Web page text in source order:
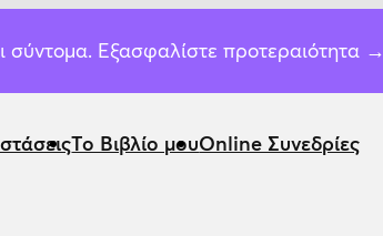
Εξασφαλίστε προτεραιότητα →
Το Βιβλίο μουOnline Συνεδρίες